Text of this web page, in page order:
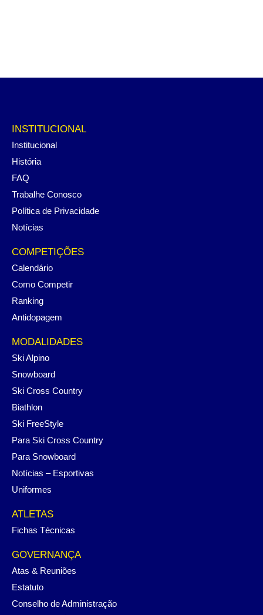
INSTITUCIONAL
Institucional
História
FAQ
Trabalhe Conosco
Política de Privacidade
Notícias
COMPETIÇÕES
Calendário
Como Competir
Ranking
Antidopagem
MODALIDADES
Ski Alpino
Snowboard
Ski Cross Country
Biathlon
Ski FreeStyle
Para Ski Cross Country
Para Snowboard
Notícias – Esportivas
Uniformes
ATLETAS
Fichas Técnicas
GOVERNANÇA
Atas & Reuniões
Estatuto
Conselho de Administração